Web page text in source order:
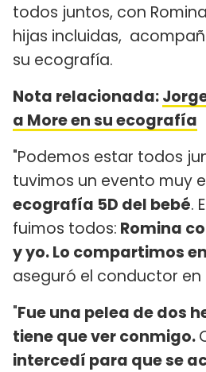
todos juntos, con
hijas incluidas,
su ecografía.
Nota relacionada:
a More en su ecografía
"Podemos estar todos
tuvimos un evento muy
ecografía 5D del bebé.
fuimos todos: Romina
y yo. Lo compartimos
aseguró el conductor en
"Fue una pelea de dos
tiene que ver conmigo.
intercedí para que se